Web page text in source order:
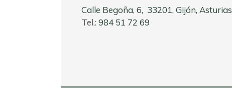
Calle Begoña, 6, 33201, Gijón, Asturias
Tel.: 984 51 72 69